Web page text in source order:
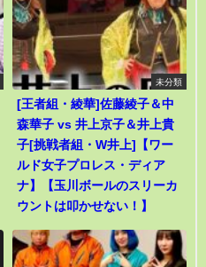
未分類
[王者組・綾華]佐藤綾子＆中
森華子 vs 井上京子＆井上貴
子[挑戦者組・W井上]【ワー
ルド女子プロレス・ディア
ナ】【玉川ボールのスリーカ
ウントは叩かせない！】